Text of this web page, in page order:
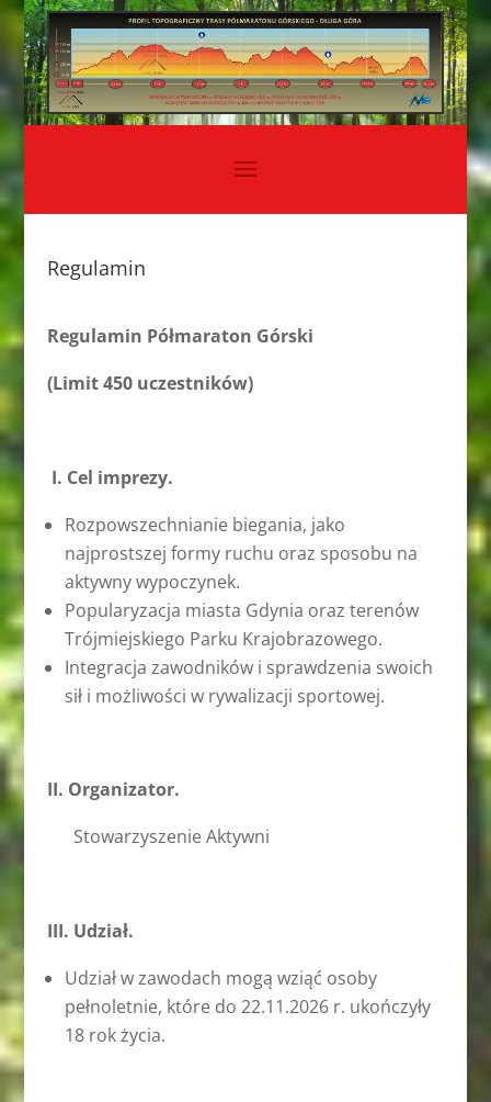
Regulamin
Regulamin Półmaraton Górski
(Limit 450 uczestników)
I. Cel imprezy.
Rozpowszechnianie biegania, jako
najprostszej formy ruchu oraz sposobu na
aktywny wypoczynek.
Popularyzacja miasta Gdynia oraz terenów
Trójmiejskiego Parku Krajobrazowego.
Integracja zawodników i sprawdzenia swoich
sił i możliwości w rywalizacji sportowej.
II. Organizator.
Stowarzyszenie Aktywni
III. Udział.
Udział w zawodach mogą wziąć osoby
pełnoletnie, które do 22.11.2026 r. ukończyły
18 rok życia.